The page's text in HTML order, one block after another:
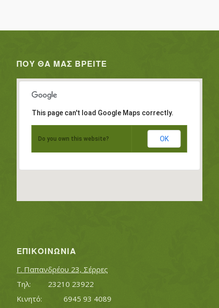
ΠΟΥ ΘΑ ΜΑΣ ΒΡΕΊΤΕ
This page can't load Google Maps correctly.
Do you own this website? OK
ΕΠΙΚΟΙΝΩΝΊΑ
Γ. Παπανδρέου 23, Σέρρες
Τηλ:		23210 23922
Κινητό:		6945 93 4089